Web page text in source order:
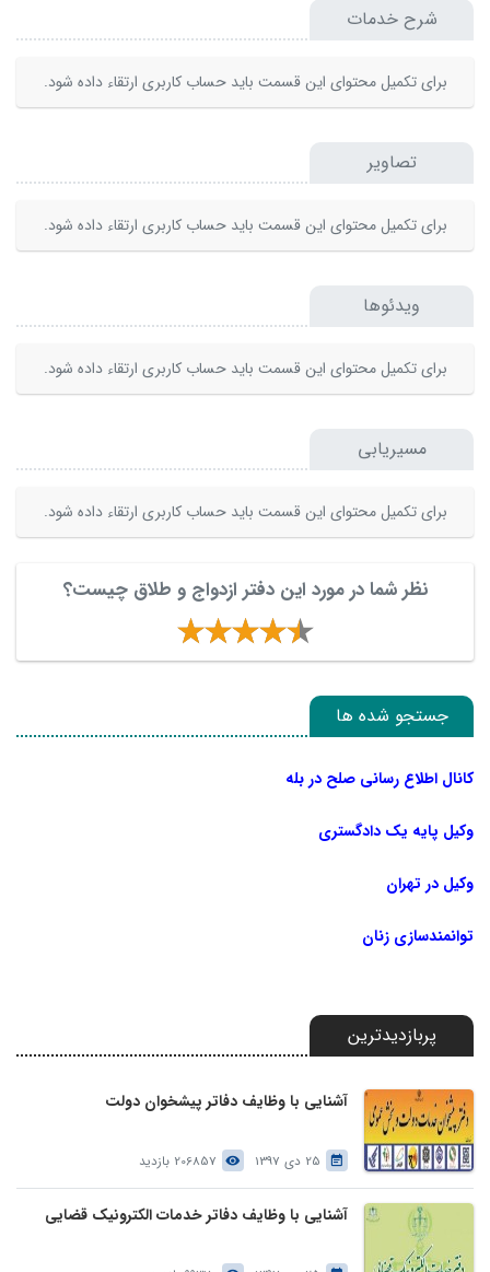
شرح خدمات
برای تکمیل محتوای این قسمت باید حساب کاربری ارتقاء داده شود.
تصاویر
برای تکمیل محتوای این قسمت باید حساب کاربری ارتقاء داده شود.
ویدئوها
برای تکمیل محتوای این قسمت باید حساب کاربری ارتقاء داده شود.
مسیریابی
برای تکمیل محتوای این قسمت باید حساب کاربری ارتقاء داده شود.
نظر شما در مورد این دفتر ازدواج و طلاق چیست؟
جستجو شده ها
کانال اطلاع رسانی صلح در بله
وکیل پایه یک دادگستری
وکیل در تهران
توانمندسازی زنان
پربازدیدترین
آشنایی با وظایف دفاتر پیشخوان دولت
25 دی 1397 206857 بازدید
آشنایی با وظایف دفاتر خدمات الکترونیک قضایی